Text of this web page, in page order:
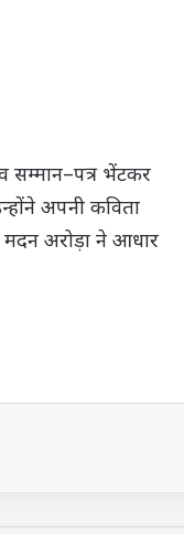
सम्मान–पत्र भेंटकर
अपनी कविता
मदन अरोड़ा ने आधार